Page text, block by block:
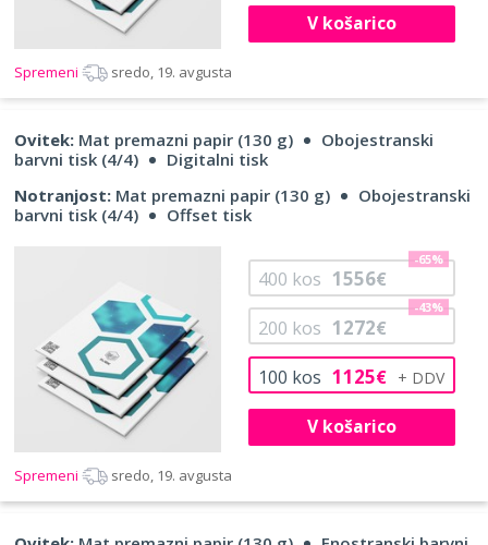
V košarico
Spremeni sredo, 19. avgusta
Ovitek: Mat premazni papir (130 g)
Obojestranski
barvni tisk (4/4)
Digitalni tisk
Notranjost: Mat premazni papir (130 g)
Obojestranski
barvni tisk (4/4)
Offset tisk
100 kos 1125€
200 kos 1272€
-43%
400 kos 1556€
-65%
V košarico
Spremeni sredo, 19. avgusta